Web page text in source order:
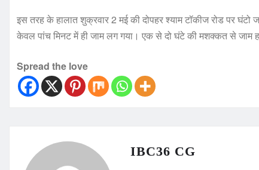
इस तरह के हालात शुक्रवार 2 मई की दोपहर श्याम टॉकीज रोड पर
केवल पांच मिनट में ही जाम लग गया। एक से दो घंटे की मशक्कत से जाम हट
Spread the love
IBC36 CG